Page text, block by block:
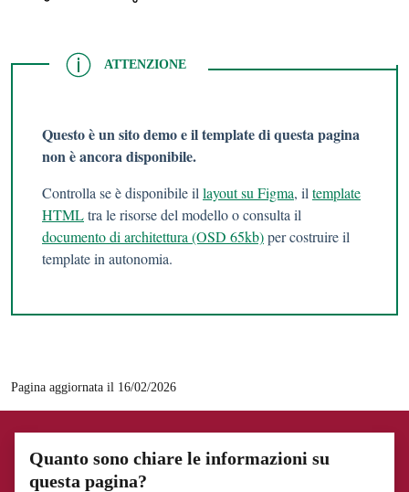
ATTENZIONE
ATTENZIONE
Questo è un sito demo e il template di questa pagina
non è ancora disponibile.
Controlla se è disponibile il layout su Figma, il template
HTMLtra le risorse del modello o consulta il
documento di architettura (OSD 65kb)per costruire il
template in autonomia.
Pagina aggiornata il 16/02/2026
Quanto sono chiare le informazioni su
questa pagina?